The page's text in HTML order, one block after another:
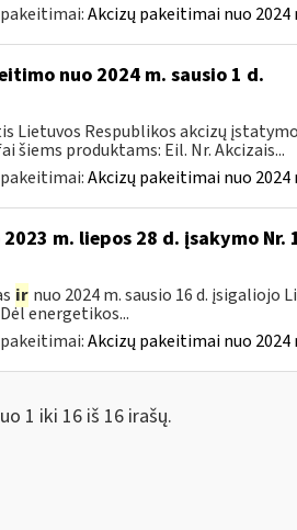
Akcizų pakeitimai nuo 2024
nuo 2024 m. sausio 1 d.
Lietuvos Respublikos akcizų
šiems produktams: Eil. Nr. Akcizais...
Akcizų pakeitimai nuo 2024
m. liepos 28 d. įsakymo
ir nuo 2024 m. sausio 16 d.
energetikos...
Akcizų pakeitimai nuo 2024
1 iki 16 iš 16 irašų.